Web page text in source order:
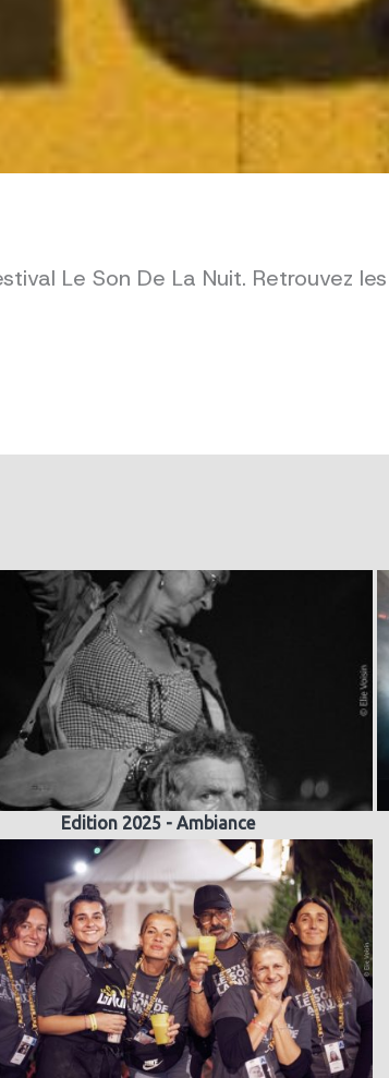
Le Son De La Nuit. Retrouvez
Edition 2025 - Ambiance